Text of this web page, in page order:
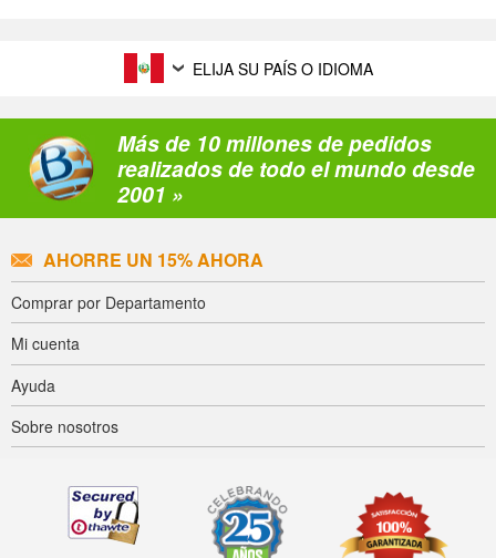
ELIJA SU PAÍS O IDIOMA
Más de 10 millones de pedidos
realizados de todo el mundo desde
2001 »
AHORRE UN 15% AHORA
Comprar por Departamento
Mi cuenta
Ayuda
Sobre nosotros